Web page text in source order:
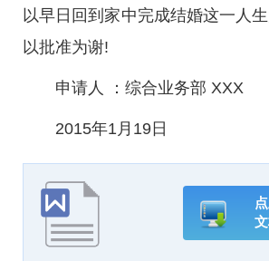
以早日回到家中完成结婚这一人
以批准为谢!
申请人 ：综合业务部 XXX
2015年1月19日